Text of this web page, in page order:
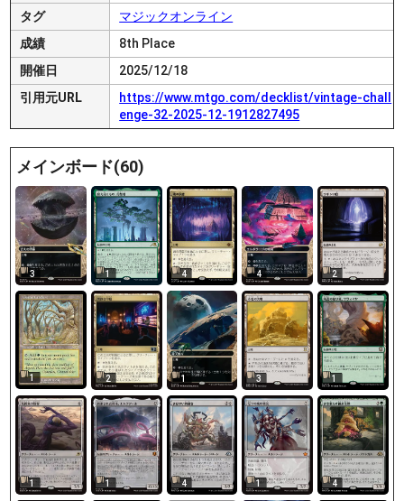
タグ
マジックオンライン
成績
8th Place
開催日
2025/12/18
引用元URL
https://www.mtgo.com/decklist/vintage-chall
enge-32-2025-12-1912827495
メインボード(60)
3 1 4 4 2
1 2 1 3 1
1 1 4 1 4